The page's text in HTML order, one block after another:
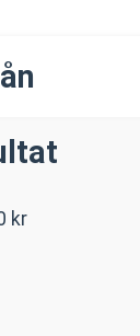
kr